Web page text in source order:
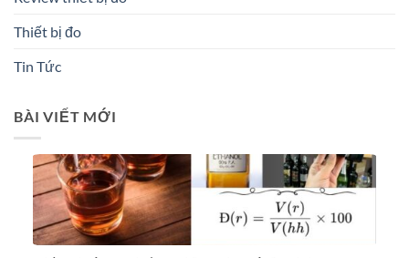
Thiết bị đo
Tin Tức
BÀI VIẾT MỚI